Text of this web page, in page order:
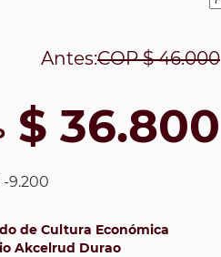
Antes:COP$ 46.000
$ 36.800
-9.200
de Cultura Económica
Akcelrud Durao